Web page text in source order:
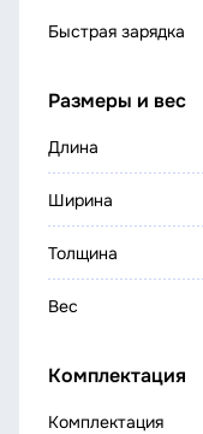
Быстрая зарядка
Размеры и вес
Длина
Ширина
Толщина
Вес
Комплектация
Комплектация